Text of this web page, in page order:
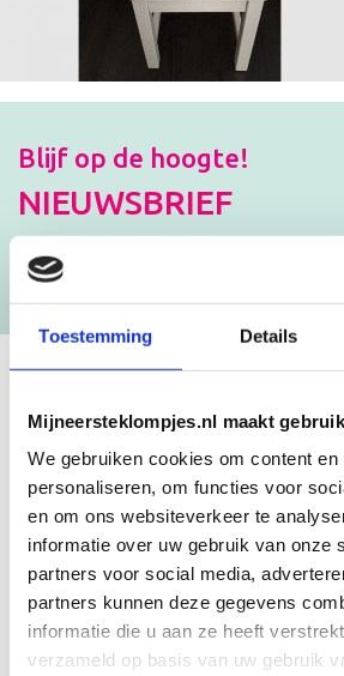
Toestemming Details
Mijneersteklompjes.nl maakt
We gebruiken cookies om content
personaliseren, om functies voor
en om ons websiteverkeer te
informatie over uw gebruik van onze
partners voor social media,
partners kunnen deze gegevens
informatie die u aan ze heeft
verzameld op basis van uw gebruik
Blijf op de hoogte!
NIEUWSBRIEF
[mc4wp_form id=”3182″]
KRAAMCADEAU
Unieke geboorteklompjes
Mijneersteklompjes.nl heeft al meer dan
schilderen van klompjes. Velen wisten de
vinden en ontdekten onze leuke
geboorteklompjes bestel je gemakkelijk
de geboorteklompjes met de hand en